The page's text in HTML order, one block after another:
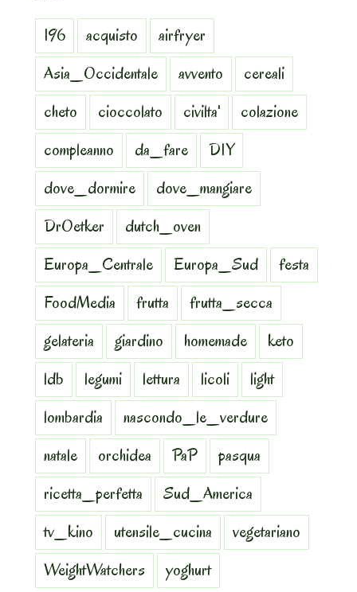
196 acquisto
airfryer
Asia_Occidentale
avvento
cereali
cheto
cioccolato civilta'
colazione
compleanno
da_fare
DIY
dove_dormire
dove_mangiare
DrOetker
dutch_oven
Europa_Centrale
Europa_Sud
festa
FoodMedia
frutta
frutta_secca
gelateria
giardino homemade
keto
ldb
legumi lettura licoli
light
lombardia
nascondo_le_verdure
natale
orchidea PaP
pasqua
ricetta_perfetta
Sud_America
tv_kino
utensile_cucina
vegetariano
WeightWatchers
yoghurt